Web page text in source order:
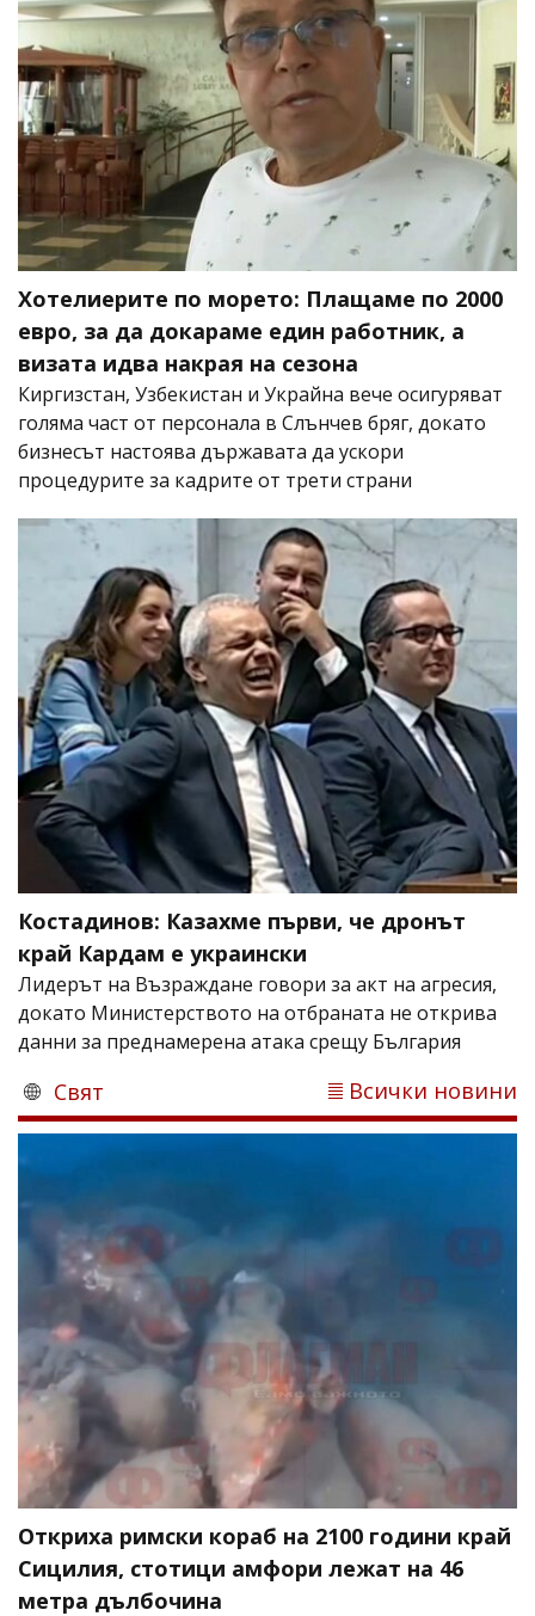
Хотелиерите по морето: Плащаме по 2000
евро, за да докараме един работник, а
визата идва накрая на сезона
Киргизстан, Узбекистан и Украйна вече осигуряват
голяма част от персонала в Слънчев бряг, докато
бизнесът настоява държавата да ускори
процедурите за кадрите от трети страни
Костадинов: Казахме първи, че дронът
край Кардам е украински
Лидерът на Възраждане говори за акт на агресия,
докато Министерството на отбраната не открива
данни за преднамерена атака срещу България
Свят Всички новини
Откриха римски кораб на 2100 години край
Сицилия, стотици амфори лежат на 46
метра дълбочина